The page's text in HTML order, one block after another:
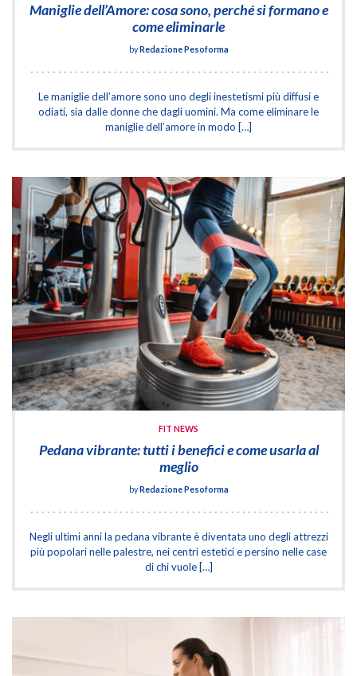
Maniglie dell’Amore: cosa sono, perché si formano e
come eliminarle
by Redazione Pesoforma
Le maniglie dell’amore sono uno degli inestetismi più diffusi e
odiati, sia dalle donne che dagli uomini. Ma come eliminare le
maniglie dell’amore in modo […]
FIT NEWS
Pedana vibrante: tutti i benefici e come usarla al
meglio
by Redazione Pesoforma
Negli ultimi anni la pedana vibrante è diventata uno degli attrezzi
più popolari nelle palestre, nei centri estetici e persino nelle case
di chi vuole […]